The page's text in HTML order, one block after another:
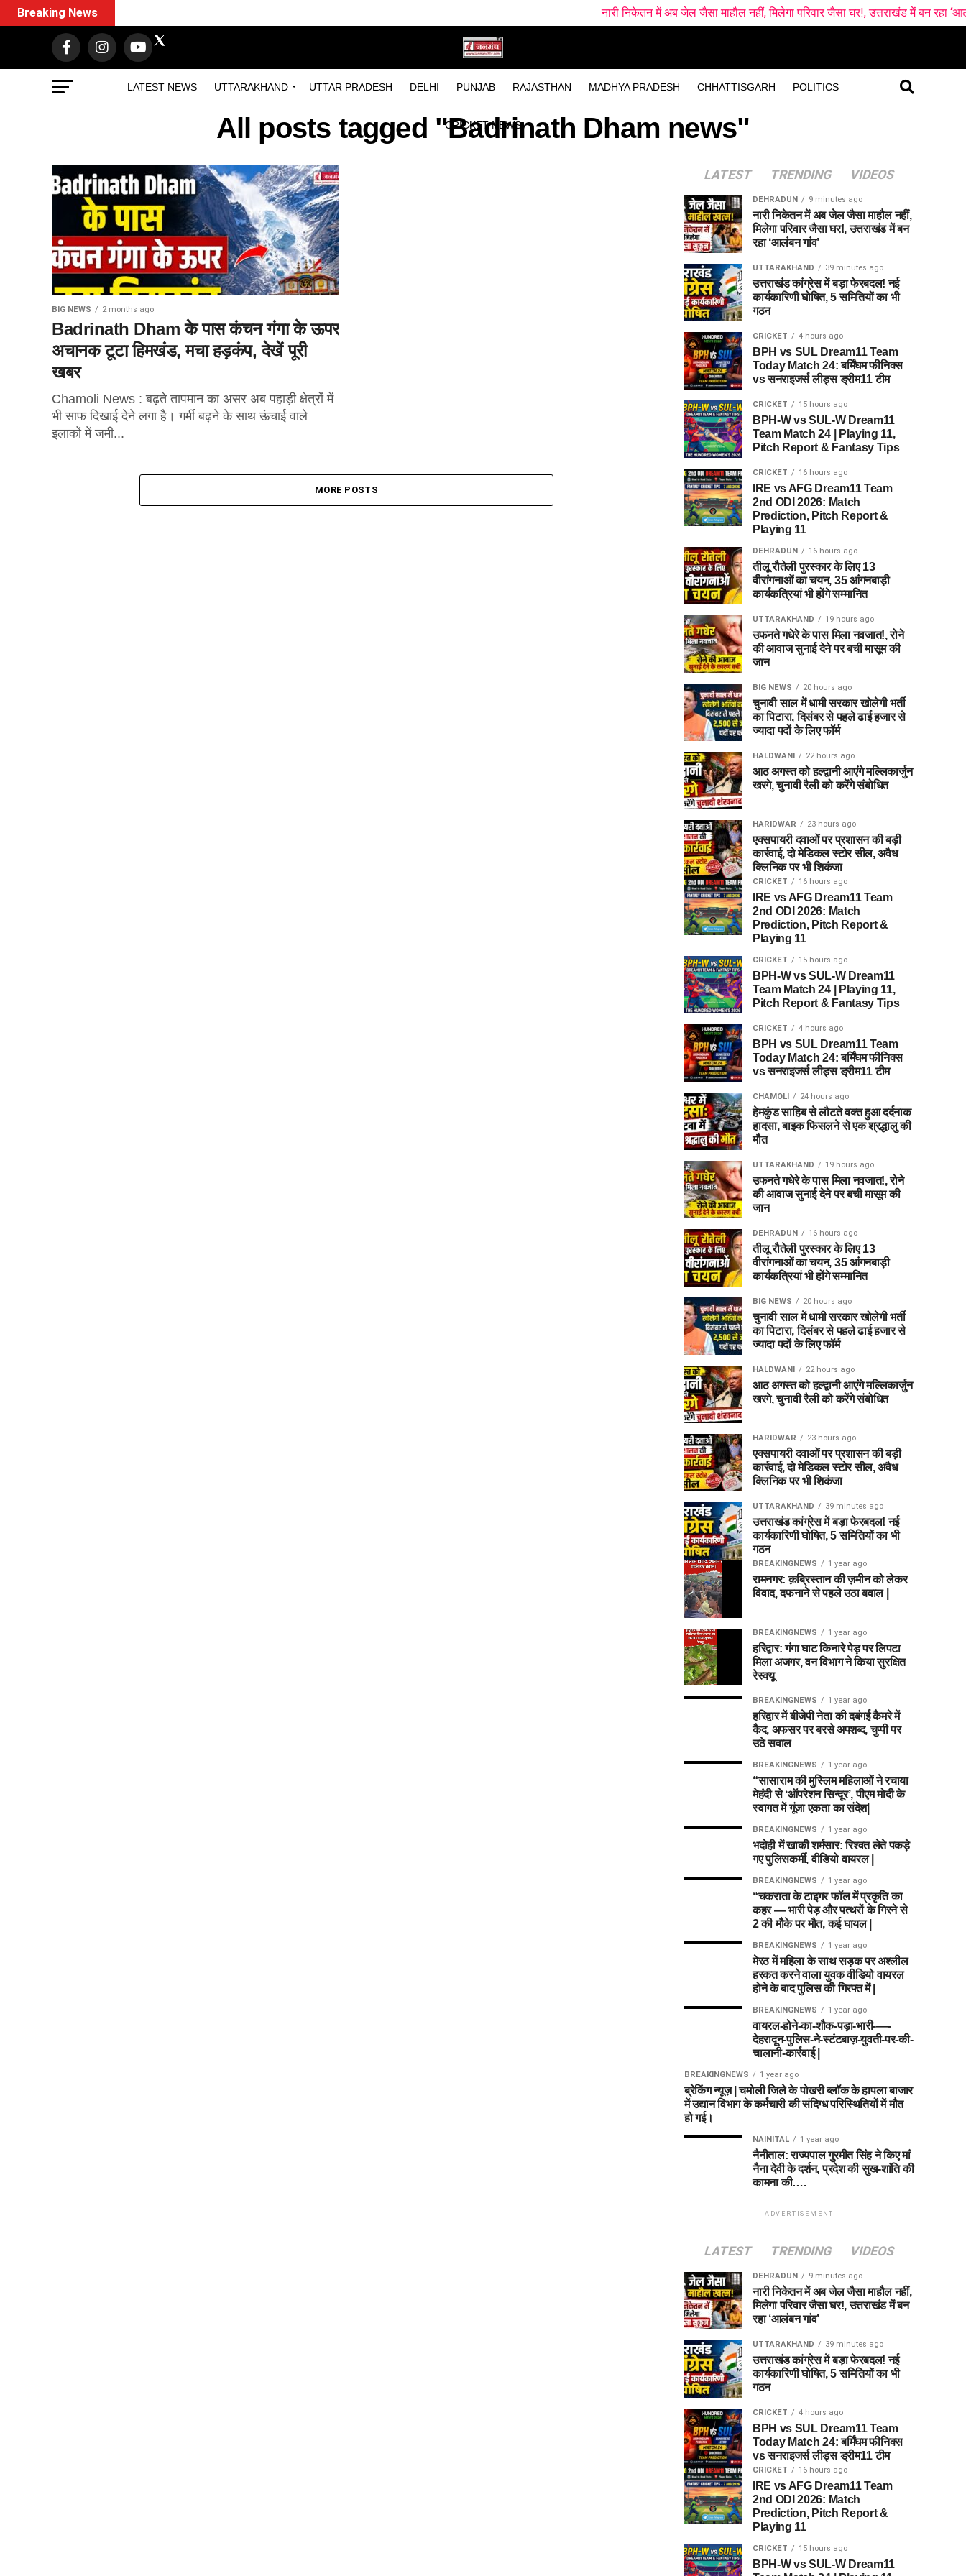
LATEST NEWS UTTARAKHAND UTTAR PRADESH DELHI PUNJAB RAJASTHAN MADHYA PRADESH CHHATTISGARH POLITICS
CRICKET NEWS
Breaking News नारी निकेतन में अब जेल जैसा माहौल नहीं, मिलेगा परिवार जैसा घर!, उत्तराखंड में बन रहा ‘आलंबन गांव’
All posts tagged "Badrinath Dham news"
BIG NEWS 2 months ago
Badrinath Dham के पास कंचन गंगा के ऊपर
अचानक टूटा हिमखंड, मचा हड़कंप, देखें पूरी
खबर
Chamoli News : बढ़ते तापमान का असर अब पहाड़ी क्षेत्रों में
भी साफ दिखाई देने लगा है। गर्मी बढ़ने के साथ ऊंचाई वाले
इलाकों में जमी...
MORE POSTS
LATEST TRENDING VIDEOS
DEHRADUN 9 minutes ago
नारी निकेतन में अब जेल जैसा माहौल नहीं,
मिलेगा परिवार जैसा घर!, उत्तराखंड में बन
रहा ‘आलंबन गांव’
UTTARAKHAND 39 minutes ago
उत्तराखंड कांग्रेस में बड़ा फेरबदल! नई
कार्यकारिणी घोषित, 5 समितियों का भी
गठन
CRICKET 4 hours ago
BPH vs SUL Dream11 Team
Today Match 24: बर्मिंघम फीनिक्स
vs सनराइजर्स लीड्स ड्रीम11 टीम
CRICKET 15 hours ago
BPH-W vs SUL-W Dream11
Team Match 24 | Playing 11,
Pitch Report & Fantasy Tips
CRICKET 16 hours ago
IRE vs AFG Dream11 Team
2nd ODI 2026: Match
Prediction, Pitch Report &
Playing 11
DEHRADUN 16 hours ago
तीलू रौतेली पुरस्कार के लिए 13
वीरांगनाओं का चयन, 35 आंगनबाड़ी
कार्यकत्रियां भी होंगे सम्मानित
UTTARAKHAND 19 hours ago
उफनते गधेरे के पास मिला नवजात!, रोने
की आवाज सुनाई देने पर बची मासूम की
जान
BIG NEWS 20 hours ago
चुनावी साल में धामी सरकार खोलेगी भर्ती
का पिटारा, दिसंबर से पहले ढाई हजार से
ज्यादा पदों के लिए फॉर्म
HALDWANI 22 hours ago
आठ अगस्त को हल्द्वानी आएंगे मल्लिकार्जुन
खरगे, चुनावी रैली को करेंगे संबोधित
HARIDWAR 23 hours ago
एक्सपायरी दवाओं पर प्रशासन की बड़ी
कार्रवाई, दो मेडिकल स्टोर सील, अवैध
क्लिनिक पर भी शिकंजा
CRICKET 16 hours ago
IRE vs AFG Dream11 Team
2nd ODI 2026: Match
Prediction, Pitch Report &
Playing 11
CRICKET 15 hours ago
BPH-W vs SUL-W Dream11
Team Match 24 | Playing 11,
Pitch Report & Fantasy Tips
CRICKET 4 hours ago
BPH vs SUL Dream11 Team
Today Match 24: बर्मिंघम फीनिक्स
vs सनराइजर्स लीड्स ड्रीम11 टीम
CHAMOLI 24 hours ago
हेमकुंड साहिब से लौटते वक्त हुआ दर्दनाक
हादसा, बाइक फिसलने से एक श्रद्धालु की
मौत
UTTARAKHAND 19 hours ago
उफनते गधेरे के पास मिला नवजात!, रोने
की आवाज सुनाई देने पर बची मासूम की
जान
DEHRADUN 16 hours ago
तीलू रौतेली पुरस्कार के लिए 13
वीरांगनाओं का चयन, 35 आंगनबाड़ी
कार्यकत्रियां भी होंगे सम्मानित
BIG NEWS 20 hours ago
चुनावी साल में धामी सरकार खोलेगी भर्ती
का पिटारा, दिसंबर से पहले ढाई हजार से
ज्यादा पदों के लिए फॉर्म
HALDWANI 22 hours ago
आठ अगस्त को हल्द्वानी आएंगे मल्लिकार्जुन
खरगे, चुनावी रैली को करेंगे संबोधित
HARIDWAR 23 hours ago
एक्सपायरी दवाओं पर प्रशासन की बड़ी
कार्रवाई, दो मेडिकल स्टोर सील, अवैध
क्लिनिक पर भी शिकंजा
UTTARAKHAND 39 minutes ago
उत्तराखंड कांग्रेस में बड़ा फेरबदल! नई
कार्यकारिणी घोषित, 5 समितियों का भी
गठन
BREAKINGNEWS 1 year ago
रामनगर: क़ब्रिस्तान की ज़मीन को लेकर
विवाद, दफनाने से पहले उठा बवाल |
BREAKINGNEWS 1 year ago
हरिद्वार: गंगा घाट किनारे पेड़ पर लिपटा
मिला अजगर, वन विभाग ने किया सुरक्षित
रेस्क्यू
BREAKINGNEWS 1 year ago
हरिद्वार में बीजेपी नेता की दबंगई कैमरे में
कैद, अफसर पर बरसे अपशब्द, चुप्पी पर
उठे सवाल
BREAKINGNEWS 1 year ago
“सासाराम की मुस्लिम महिलाओं ने रचाया
मेहंदी से ‘ऑपरेशन सिन्दूर’, पीएम मोदी के
स्वागत में गूंजा एकता का संदेश|
BREAKINGNEWS 1 year ago
भदोही में खाकी शर्मसार: रिश्वत लेते पकड़े
गए पुलिसकर्मी, वीडियो वायरल |
BREAKINGNEWS 1 year ago
“चकराता के टाइगर फॉल में प्रकृति का
कहर — भारी पेड़ और पत्थरों के गिरने से
2 की मौके पर मौत, कई घायल |
BREAKINGNEWS 1 year ago
मेरठ में महिला के साथ सड़क पर अश्लील
हरकत करने वाला युवक वीडियो वायरल
होने के बाद पुलिस की गिरफ्त में |
BREAKINGNEWS 1 year ago
वायरल-होने-का-शौक-पड़ा-भारी-—-
देहरादून-पुलिस-ने-स्टंटबाज़-युवती-पर-की-
चालानी-कार्रवाई |
BREAKINGNEWS 1 year ago
ब्रेकिंग न्यूज़ | चमोली जिले के पोखरी ब्लॉक के हापला बाजार
में उद्यान विभाग के कर्मचारी की संदिग्ध परिस्थितियों में मौत
हो गई।
NAINITAL 1 year ago
नैनीताल: राज्यपाल गुरमीत सिंह ने किए मां
नैना देवी के दर्शन, प्रदेश की सुख-शांति की
कामना की….
ADVERTISEMENT
LATEST TRENDING VIDEOS
DEHRADUN 9 minutes ago
नारी निकेतन में अब जेल जैसा माहौल नहीं,
मिलेगा परिवार जैसा घर!, उत्तराखंड में बन
रहा ‘आलंबन गांव’
UTTARAKHAND 39 minutes ago
उत्तराखंड कांग्रेस में बड़ा फेरबदल! नई
कार्यकारिणी घोषित, 5 समितियों का भी
गठन
CRICKET 4 hours ago
BPH vs SUL Dream11 Team
Today Match 24: बर्मिंघम फीनिक्स
vs सनराइजर्स लीड्स ड्रीम11 टीम
CRICKET 16 hours ago
IRE vs AFG Dream11 Team
2nd ODI 2026: Match
Prediction, Pitch Report &
Playing 11
CRICKET 15 hours ago
BPH-W vs SUL-W Dream11